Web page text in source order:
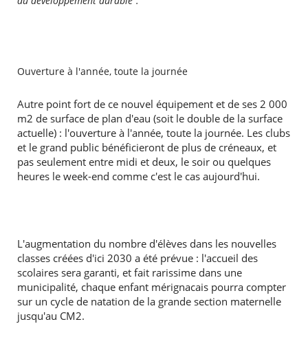
Ouverture à l'année, toute la journée
Autre point fort de ce nouvel équipement et de ses 2 000
m2 de surface de plan d'eau (soit le double de la surface
actuelle) : l'ouverture à l'année, toute la journée. Les clubs
et le grand public bénéficieront de plus de créneaux, et
pas seulement entre midi et deux, le soir ou quelques
heures le week-end comme c'est le cas aujourd'hui.
L'augmentation du nombre d'élèves dans les nouvelles
classes créées d'ici 2030 a été prévue : l'accueil des
scolaires sera garanti, et fait rarissime dans une
municipalité, chaque enfant mérignacais pourra compter
sur un cycle de natation de la grande section maternelle
jusqu'au CM2.